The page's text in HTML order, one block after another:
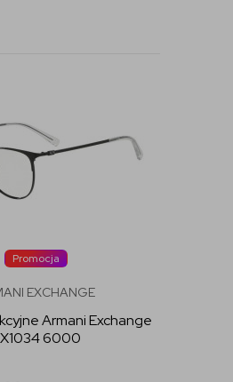
Promocja
EXCHANGE
Armani Exchange
6000